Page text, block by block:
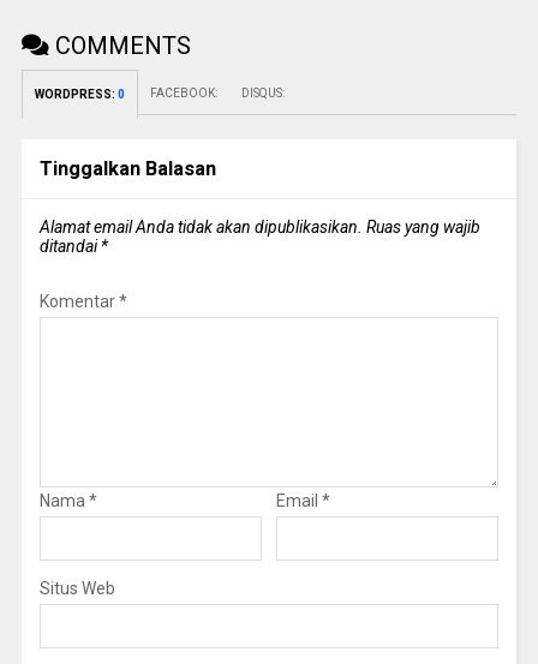
COMMENTS
WORDPRESS: 0 FACEBOOK: DISQUS:
Tinggalkan Balasan
Alamat email Anda tidak akan dipublikasikan. Ruas yang wajib
ditandai*
Komentar*
Nama * Email *
Situs Web